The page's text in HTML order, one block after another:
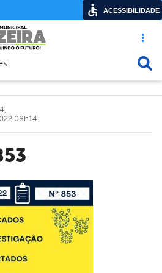
Acesso
08h14
ACESSIBILIDADE